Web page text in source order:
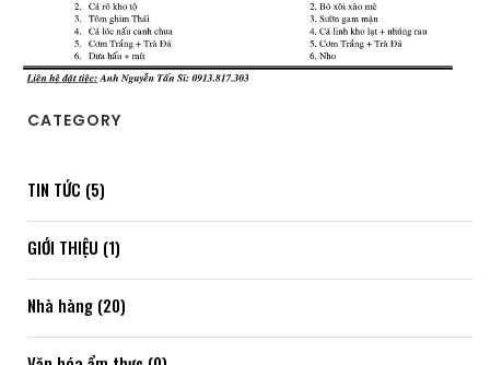
CATEGORY
TIN TỨC (5)
GIỚI THIỆU (1)
Nhà hàng (20)